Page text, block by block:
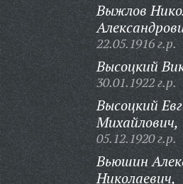
Выжлов
22.05.1916 г.р.
Высоцкий
30.01.1922 г.р.
Высоцкий
Михайлович,
05.12.1920 г.р.
Вьюшин
Николаевич,